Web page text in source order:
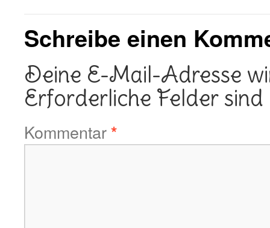
Schreibe einen
Deine E-Mail-Adresse
Erforderliche Felder
Kommentar*